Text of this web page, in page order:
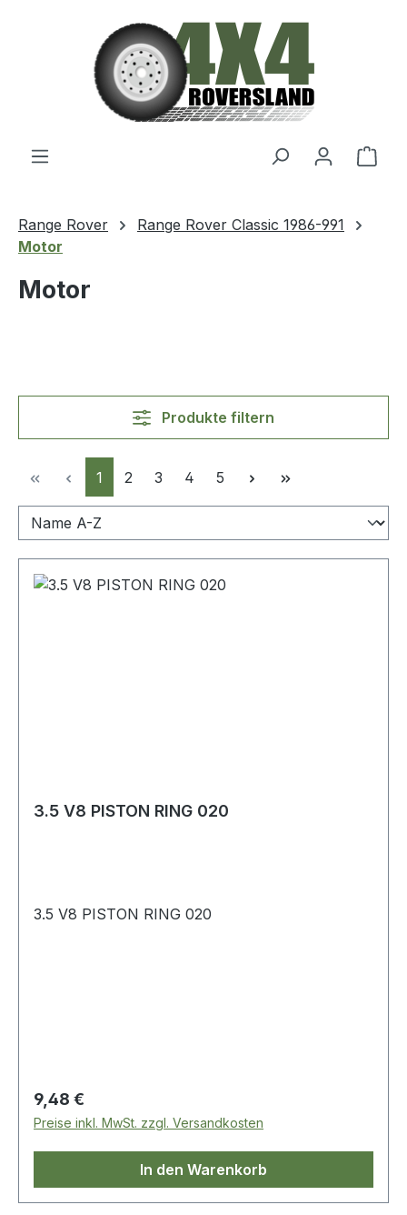
Zum Hauptinhalt springen
Range Rover
Range Rover Classic 1986-991
Motor
Motor
Produkte filtern
Seite
1 Seite
2 Seite
3 Seite
4 Seite
5
3.5 V8 PISTON RING 020
3.5 V8 PISTON RING 020
Regulärer Preis:
9,48 €
Preise inkl. MwSt. zzgl. Versandkosten
In den Warenkorb